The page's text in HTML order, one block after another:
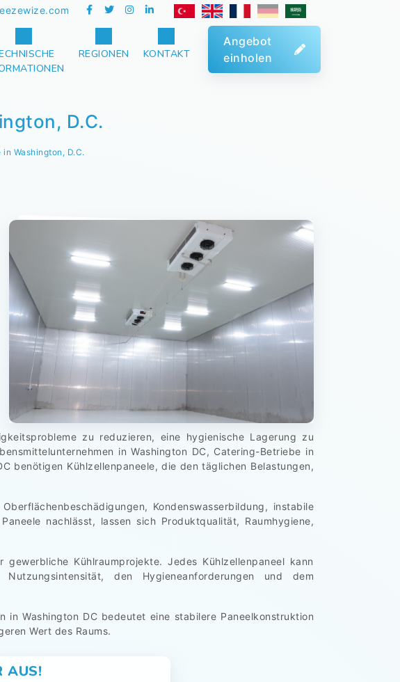
REGIONEN KONTAKT
Angebot
einholen
D.C.
Washington, D.C.
zu reduzieren, eine hygienische Lagerung zu
in Washington DC, Catering-Betriebe in
benötigen Kühlzellenpaneele, die den täglichen Belastungen,
Kondenswasserbildung, instabile
nachlässt, lassen sich Produktqualität, Raumhygiene,
Kühlraumprojekte. Jedes Kühlzellenpaneel kann
den Hygieneanforderungen und dem
Washington DC bedeutet eine stabilere Paneelkonstruktion
Wert des Raums.
AUS!